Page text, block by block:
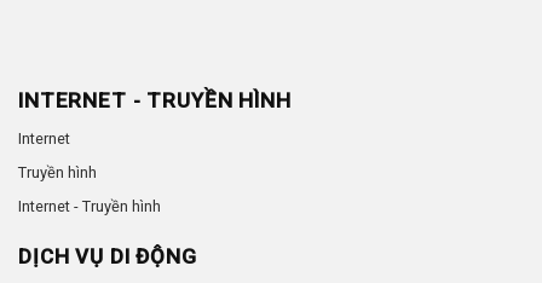
INTERNET - TRUYỀN HÌNH
Internet
Truyền hình
Internet - Truyền hình
DỊCH VỤ DI ĐỘNG